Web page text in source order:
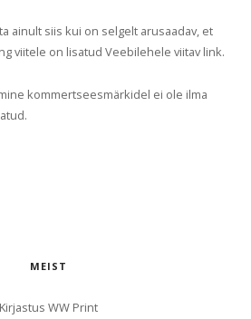
ainult siis kui on selgelt arusaadav, et
viitele on lisatud Veebilehele viitav link.
kommertseesmärkidel ei ole ilma
MEIST
Kirjastus WW Print